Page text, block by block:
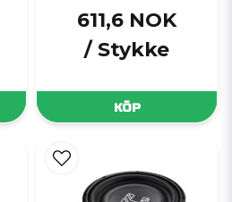
611,6 NOK
/ Stykke
KÖP